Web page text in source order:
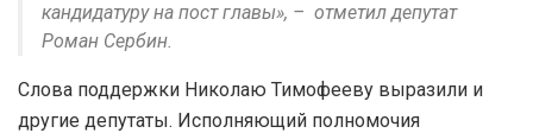
кандидатуру на пост главы», – отметил депутат
Роман Сербин.
Слова поддержки Николаю Тимофееву выразили и
другие депутаты. Исполняющий полномочия